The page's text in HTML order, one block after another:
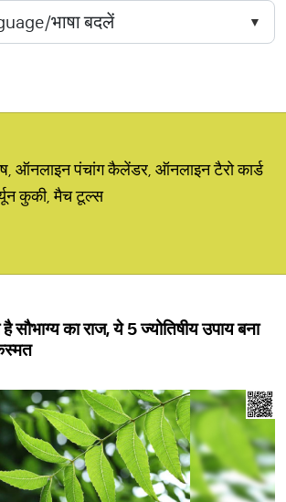
ऑनलाइन पंचांग कैलेंडर, ऑनलाइन टैरो कार्ड
कुकी, मैच टूल्स
सौभाग्य का राज, ये 5 ज्योतिषीय उपाय बना